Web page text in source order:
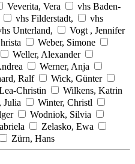
Veverita, Vera
vhs Baden-
vhs Filderstadt,
vhs
Unterland,
Vogt , Jennifer
Weber, Simone
Weller, Alexander
Werner, Anja
Ralf
Wick, Günter
Christin
Wilkens, Katrin
Julia
Winter, Christl
Wodniok, Silvia
Zelasko, Ewa
Zürn, Hans